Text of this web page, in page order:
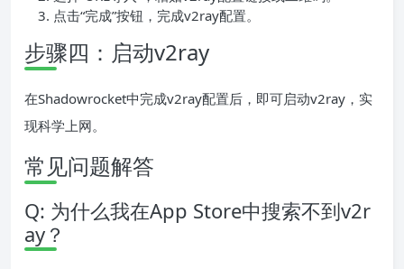
点击“完成”按钮，完成v2ray配置。
步骤四：启动v2ray
在Shadowrocket中完成v2ray配置后，即可启动v2ray，实
现科学上网。
常见问题解答
Q: 为什么我在App Store中搜索不到v2r
ay？